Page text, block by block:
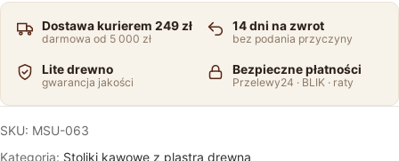
Dostawa kurierem 249 zł
darmowa od 5 000 zł
14 dni na zwrot
bez podania przyczyny
Lite drewno
gwarancja jakości
Bezpieczne płatności
Przelewy24 · BLIK · raty
SKU: MSU-063
Kategoria: Stoliki kawowe z plastra drewna